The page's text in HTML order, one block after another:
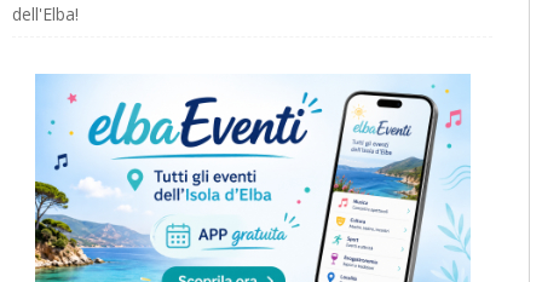
dell'Elba!